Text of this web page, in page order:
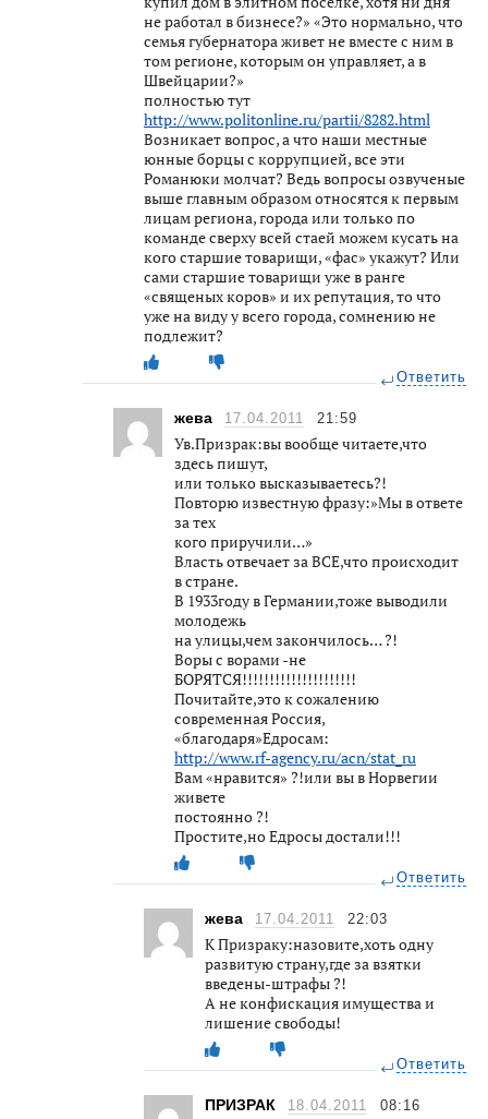
не работал в бизнесе?» «Это нормально, что
семья губернатора живет не вместе с ним в
том регионе, которым он управляет, а в
Швейцарии?»
полностью тут
http://www.politonline.ru/partii/8282.html
Возникает вопрос, а что наши местные
юнные борцы с коррупцией, все эти
Романюки молчат? Ведь вопросы озвученые
выше главным образом относятся к первым
лицам региона, города или только по
команде сверху всей стаей можем кусать на
кого старшие товарищи, «фас» укажут? Или
сами старшие товарищи уже в ранге
«священых коров» и их репутация, то что
уже на виду у всего города, сомнению не
подлежит?
Ответить
жева 17.04.2011 21:59
Ув.Призрак:вы вообще читаете,что
здесь пишут,
или только высказываетесь?!
Повторю известную фразу:»Мы в ответе
за тех
кого приручили…»
Власть отвечает за ВСЕ,что происходит
в стране.
В 1933году в Германии,тоже выводили
молодежь
на улицы,чем закончилось… ?!
Воры с ворами -не
БОРЯТСЯ!!!!!!!!!!!!!!!!!!!!!
Почитайте,это к сожалению
современная Россия,
«благодаря»Едросам:
http://www.rf-agency.ru/acn/stat_ru
Вам «нравится» ?!или вы в Норвегии
живете
постоянно ?!
Простите,но Едросы достали!!!
Ответить
жева 17.04.2011 22:03
К Призраку:назовите,хоть одну
развитую страну,где за взятки
введены-штрафы ?!
А не конфискация имущества и
лишение свободы!
Ответить
ПРИЗРАК 18.04.2011 08:16